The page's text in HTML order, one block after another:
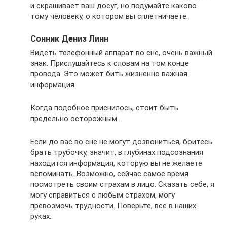
и скрашивает ваш досуг, но подумайте каково
тому человеку, о котором вы сплетничаете.
Сонник Дениз Линн
Видеть телефонный аппарат во сне, очень важный
знак. Прислушайтесь к словам на том конце
провода. Это может бить жизненно важная
информация.
Когда подобное приснилось, стоит быть
предельно осторожным.
Если до вас во сне не могут дозвониться, боитесь
брать трубочку, значит, в глубинах подсознания
находится информация, которую вы не желаете
вспоминать. Возможно, сейчас самое время
посмотреть своим страхам в лицо. Сказать себе, я
могу справиться с любым страхом, могу
превозмочь трудности. Поверьте, все в наших
руках.